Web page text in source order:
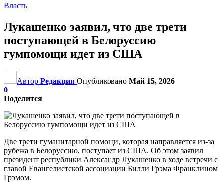
Власть
Лукашенко заявил, что две трети
поступающей в Белоруссию
гумпомощи идет из США
Автор Редакция Опубликовано Май 15, 2026
0
Поделится
Две трети гуманитарной помощи, которая направляется из-за
рубежа в Белоруссию, поступает из США. Об этом заявил
президент республики Александр Лукашенко в ходе встречи с
главой Евангелистской ассоциации Билли Грэма Франклином
Грэмом.